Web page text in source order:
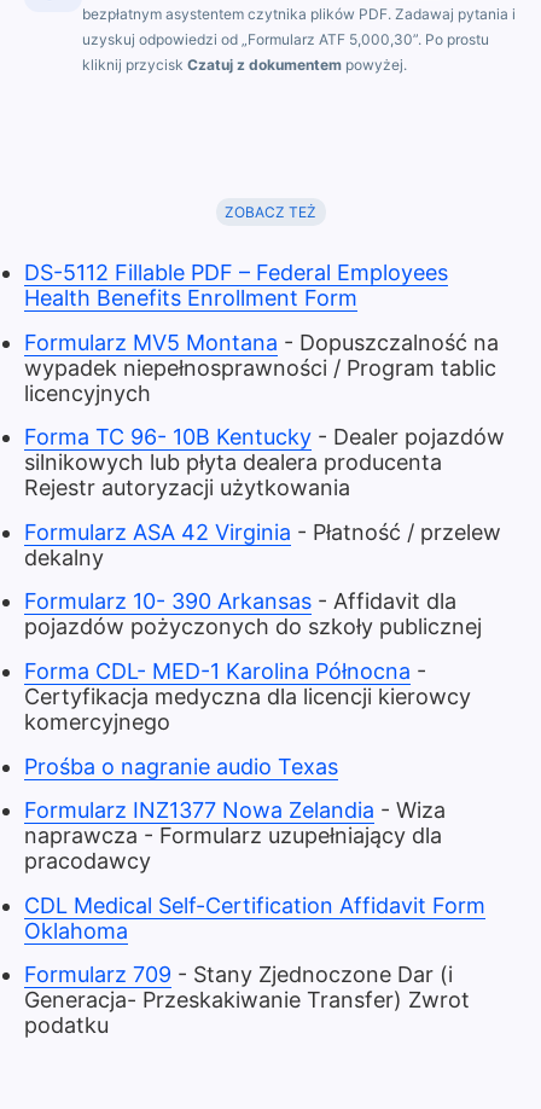
bezpłatnym asystentem czytnika plików PDF. Zadawaj pytania i
uzyskuj odpowiedzi od „Formularz ATF 5,000,30”. Po prostu
kliknij przycisk Czatuj z dokumentem powyżej.
ZOBACZ TEŻ
DS-5112 Fillable PDF – Federal Employees
Health Benefits Enrollment Form
Formularz MV5 Montana - Dopuszczalność na
wypadek niepełnosprawności / Program tablic
licencyjnych
Forma TC 96- 10B Kentucky - Dealer pojazdów
silnikowych lub płyta dealera producenta
Rejestr autoryzacji użytkowania
Formularz ASA 42 Virginia - Płatność / przelew
dekalny
Formularz 10- 390 Arkansas - Affidavit dla
pojazdów pożyczonych do szkoły publicznej
Forma CDL- MED-1 Karolina Północna -
Certyfikacja medyczna dla licencji kierowcy
komercyjnego
Prośba o nagranie audio Texas
Formularz INZ1377 Nowa Zelandia - Wiza
naprawcza - Formularz uzupełniający dla
pracodawcy
CDL Medical Self-Certification Affidavit Form
Oklahoma
Formularz 709 - Stany Zjednoczone Dar (i
Generacja- Przeskakiwanie Transfer) Zwrot
podatku